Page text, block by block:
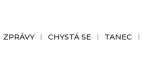
ZPRÁVY CHYSTÁ SE TANEC